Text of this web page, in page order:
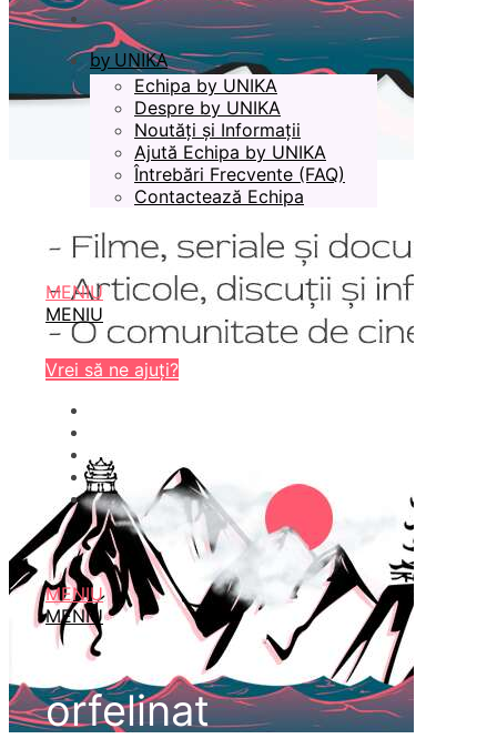
by UNIKA
Echipa by UNIKA
Despre by UNIKA
Noutăți și Informații
Ajută Echipa by UNIKA
Întrebări Frecvente (FAQ)
Contactează Echipa
MENIU
MENIU
Vrei să ne ajuți?
MENIU
MENIU
orfelinat